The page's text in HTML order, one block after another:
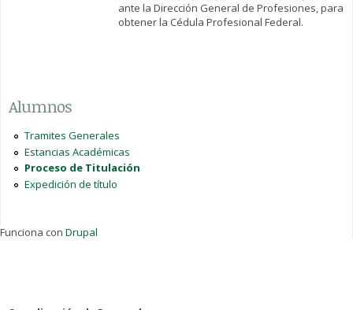
ante la Dirección General de Profesiones, para
obtener la Cédula Profesional Federal.
Alumnos
Tramites Generales
Estancias Académicas
Proceso de Titulación
Expedición de título
Funciona con Drupal